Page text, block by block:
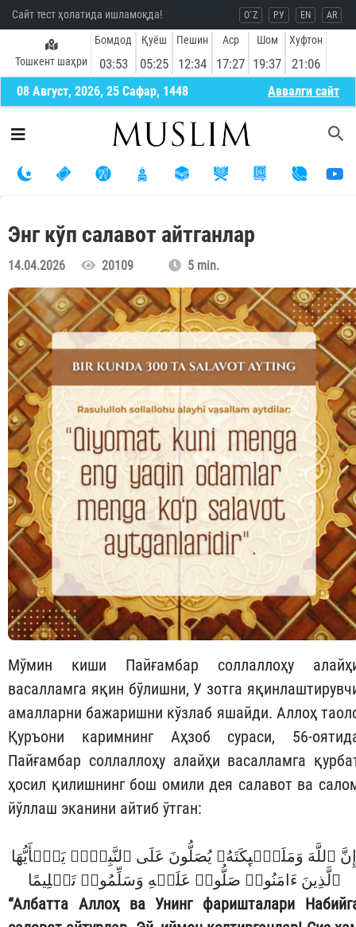
Сайт тест ҳолатида ишламоқда! O`Z РУ EN AR
Тошкент шаҳри
Бомдод
03:53
Қуёш
05:25
Пешин
12:34
Аср
17:27
Шом
19:37
Хуфтон
21:06
08 Август, 2026, 25 Сафар, 1448 Aввалги сайт
Энг кўп салавот айтганлар
14.04.2026 20109 5 min.
Мўмин киши Пайғамбар соллаллоҳу
васалламга яқин бўлишни, У зотга
амалларни бажаришни кўзлаб яшайди. Аллоҳ
Қуръони каримнинг Аҳзоб сураси, 56-
Пайғамбар соллаллоҳу алайҳи васалламга
ҳосил қилишнинг бош омили дея салавот ва
йўллаш эканини айтиб ўтган:
إِنَّ ٱللَّهَ وَمَلَـٰۤىِٕكَتَهُۥ یُصَلُّونَ عَلَى ٱلنَّبِیِّۚ یَـٰۤأَیُّهَا
ٱلَّذِینَ ءَامَنُوا۟ صَلُّوا۟ عَلَیۡهِ وَسَلِّمُوا۟ تَسۡلِیمًا
“Албатта Аллоҳ ва Унинг фаришталари